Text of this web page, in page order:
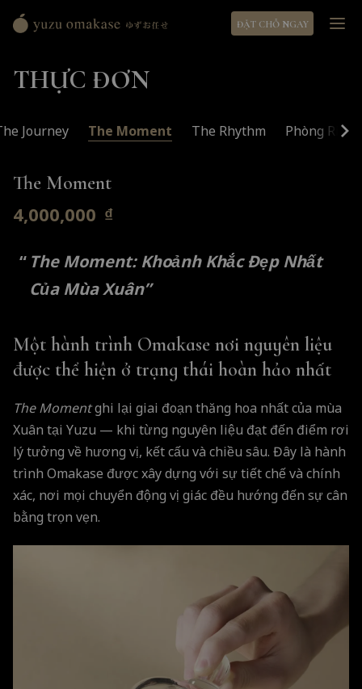
Yuzu
ゆ
任
ĐẶT CHỖ NGAY
THỰC ĐƠN
Journey The Moment The Rhythm Phòng Riêng
The Moment
4,000,000 ₫
The Moment: Khoảnh Khắc Đẹp Nhất
Của Mùa Xuân”
Một hành trình Omakase nơi nguyên liệu
được thể hiện ở trạng thái hoàn hảo nhất
The Momentghi lại giai đoạn thăng hoa nhất của mùa
Xuân tại Yuzu — khi từng nguyên liệu đạt đến điểm rơi
lý tưởng về hương vị, kết cấu và chiều sâu. Đây là hành
trình Omakase được xây dựng với sự tiết chế và chính
xác, nơi mọi chuyển động vị giác đều hướng đến sự cân
bằng trọn vẹn.